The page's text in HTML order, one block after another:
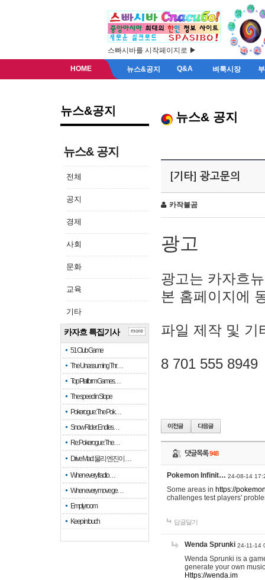
스빠시바를 시작페이지로 ▶
HOME 뉴스&공지 Q&A 벼룩시장
뉴스&공지
뉴스& 공지
전체
공지
경제
사회
문화
교육
기타
카자흐 특집기사
51 Club Game
The Unassuming Thr…
Top Platform Games…
The speed in Slope
Pokerogue: The Pok…
Snow Rider: Endles…
Re: Pokerogue: The…
Drive Mad: 물리 엔진이 …
When every fractio…
When every move ge…
Empty room
Keep in touch
more
뉴스& 공지
[기타] 광고문의
카작불곰
광고
광고는 카자흐
본 홈페이지에
파일 제작 및 기
8 701 555 8949
댓글목록948
Pokemon Infinit… 24-08-14
Some areas in https://
challenges test players'
답글달기
Wenda Sprunki 24-11-14
Wenda Sprunki is a
generate your own
Https://wenda.im